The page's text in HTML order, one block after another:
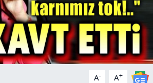
A- A+